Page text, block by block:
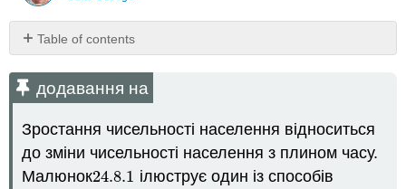
Table of contents
на
Закономірності
населення
та
додавання на
Зростання чисельності населення відноситься
до зміни чисельності населення з плином часу.
Малюнок24.8.1
24.8.1 ілюструє один із способів